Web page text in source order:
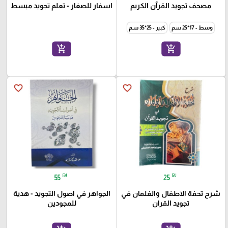
مصحف تجويد القرآن الكريم
وسط - 17*25 سم كبير - 25*35 سم
add_shopping_cart
اسفار للصغار - تعلم تجويد مبسط
add_shopping_cart
favorite_border
25 ₪
شرح تحفة الاطفال والغلمان في
تجويد القران
favorite_border
55 ₪
الجواهر في اصول التجويد - هدية
للمجودين